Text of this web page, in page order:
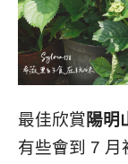
最佳欣賞陽明
有些會到 7 月